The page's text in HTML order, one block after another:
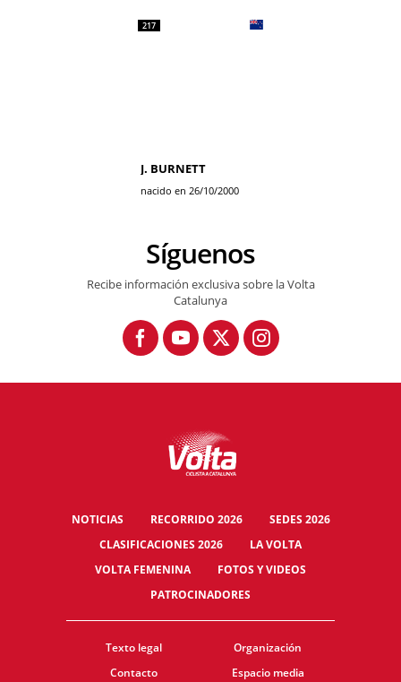
217
J. BURNETT
nacido en 26/10/2000
Síguenos
Recibe información exclusiva sobre la Volta
Catalunya
NOTICIAS RECORRIDO 2026
SEDES 2026
CLASIFICACIONES 2026
LA VOLTA
VOLTA FEMENINA
FOTOS Y VIDEOS
PATROCINADORES
Texto legal
Organización
Contacto
Espacio media